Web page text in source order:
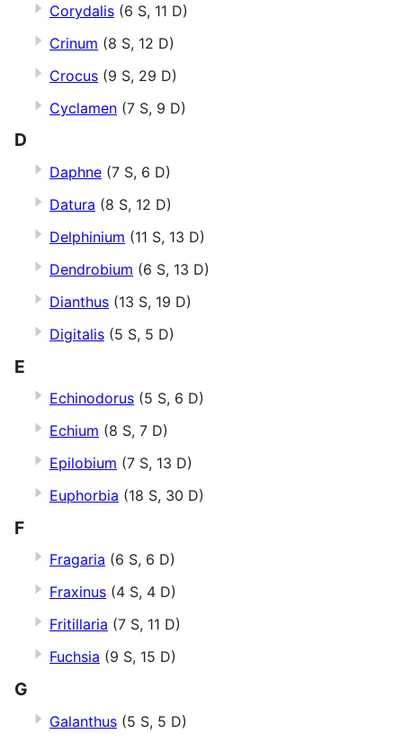
Corydalis (6 S, 11 D)
Crinum (8 S, 12 D)
Crocus (9 S, 29 D)
Cyclamen (7 S, 9 D)
D
Daphne (7 S, 6 D)
Datura (8 S, 12 D)
Delphinium (11 S, 13 D)
Dendrobium (6 S, 13 D)
Dianthus (13 S, 19 D)
Digitalis (5 S, 5 D)
E
Echinodorus (5 S, 6 D)
Echium (8 S, 7 D)
Epilobium (7 S, 13 D)
Euphorbia (18 S, 30 D)
F
Fragaria (6 S, 6 D)
Fraxinus (4 S, 4 D)
Fritillaria (7 S, 11 D)
Fuchsia (9 S, 15 D)
G
Galanthus (5 S, 5 D)